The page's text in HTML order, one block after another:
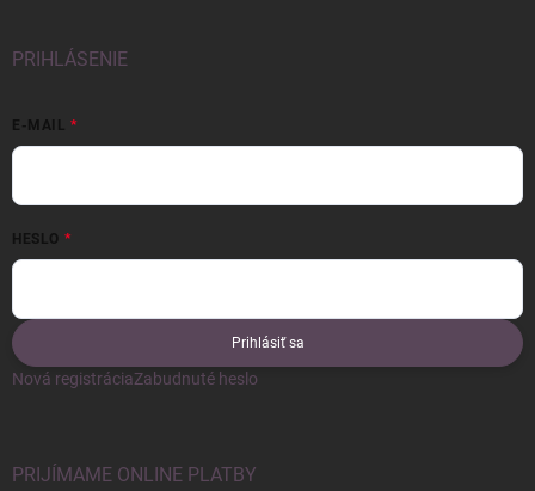
PRIHLÁSENIE
E-MAIL
HESLO
Prihlásiť sa
Nová registráciaZabudnuté heslo
PRIJÍMAME ONLINE PLATBY